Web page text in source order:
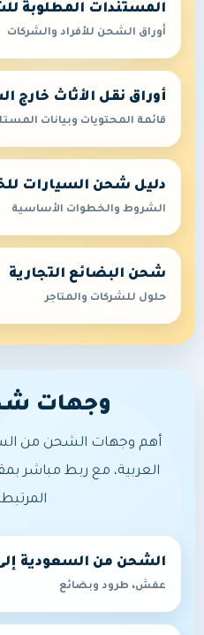
المستندات المطلوبة
أوراق الشحن للأفراد والشركات
أوراق نقل الأثاث خارج
قائمة المحتويات وبيانات
دليل شحن السيارات
الشروط والخطوات الأساسية
شحن البضائع التجارية
حلول للشركات والمتاجر
وجهات
أهم وجهات الشحن من
العربية، مع ربط مباشر
الشحن من السعودية إلى
عفش، طرود وبضائع